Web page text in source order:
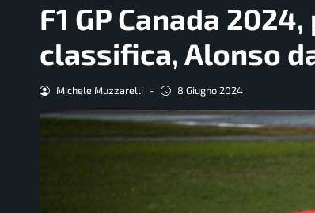
F1 GP Canada
classifica, Alonso
Michele Muzzarelli - 8 Giugno 2024